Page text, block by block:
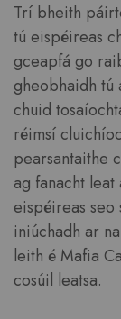
Trí bheith
tú eispéireas
gceapfá go
gheobhaidh tú
chuid
réimsí
pearsantaithe
ag fanacht
eispéireas
iniúchadh ar
leith é Mafia
cosúil leatsa.